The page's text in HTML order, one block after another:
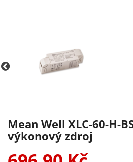
Mean Well XLC-60-H-
výkonový zdroj